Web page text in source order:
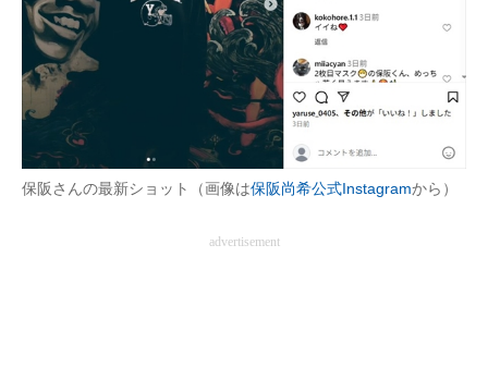
企業ITのトレンドを詳説
経営リーダーのコミュニティ
マーケ×ITの今がよく分かる
ITエンジニア向け専門サイト
企業向けIT製品の総合サイト
IT製品の技術・比較・事例
保阪さんの最新ショット（画像は保阪尚希公式Instagramから）
advertisement